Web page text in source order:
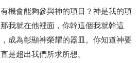
機會能夠參與神的項目？神是我的項
我就在他裡面，你幹這個我就幹這
成為彰顯神榮耀的器皿。你知道神要
是超出我們所求所想。